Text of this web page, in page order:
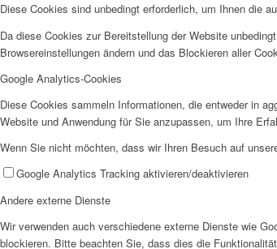
Diese Cookies sind unbedingt erforderlich, um Ihnen die
Da diese Cookies zur Bereitstellung der Website
Browsereinstellungen ändern und das Blockieren aller
Google Analytics-Cookies
Diese Cookies sammeln Informationen, die entweder in
Website und Anwendung für Sie anzupassen, um Ihre
Wenn Sie nicht möchten, dass wir Ihren Besuch auf
Google Analytics Tracking aktivieren/deaktivieren
Andere externe Dienste
Wir verwenden auch verschiedene externe Dienste wie
blockieren. Bitte beachten Sie, dass dies die